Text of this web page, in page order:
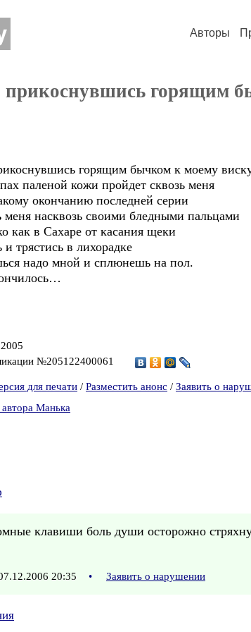
Авторы
прикоснувшись горящим
горящим бычком к моему
паленой кожи пройдет сквозь меня
окончанию последней серии
насквозь своими бледными пальцами
как в Сахаре от касания щеки
трястись в лихорадке
надо мной и сплюнешь на пол.
№205122400061
для печати / Разместить анонс / Заявить о
Манька
клавиши боль души осторожно
20:35 • Заявить о нарушении